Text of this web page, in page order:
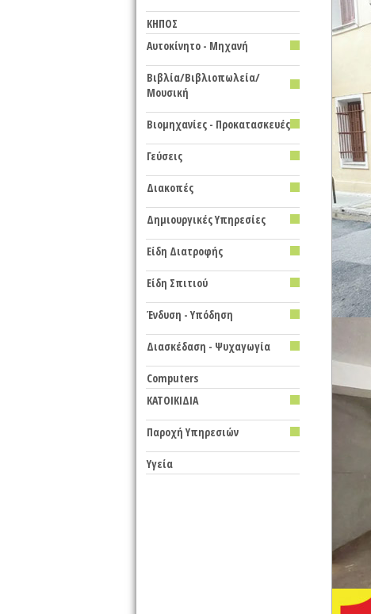
KHΠΟΣ
Αυτοκίνητο - Μηχανή
Βιβλία/Βιβλιοπωλεία/
Μουσική
Βιομηχανίες - Προκατασκευές
Γεύσεις
Διακοπές
Δημιουργικές Υπηρεσίες
Είδη Διατροφής
Eίδη Σπιτιού
Ένδυση - Υπόδηση
Διασκέδαση - Ψυχαγωγία
Computers
ΚΑΤΟΙΚΙΔΙΑ
Παροχή Υπηρεσιών
Υγεία